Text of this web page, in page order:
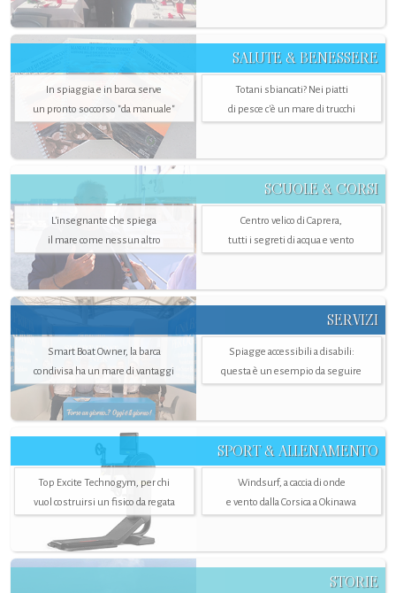
SALUTE & BENESSERE
In spiaggia e in barca serve
un pronto soccorso "da manuale"
Totani sbiancati? Nei piatti
di pesce c'è un mare di trucchi
SCUOLE & CORSI
L'insegnante che spiega
il mare come nessun altro
Centro velico di Caprera,
tutti i segreti di acqua e vento
SERVIZI
Smart Boat Owner, la barca
condivisa ha un mare di vantaggi
Spiagge accessibili a disabili:
questa è un esempio da seguire
SPORT & ALLENAMENTO
Top Excite Technogym, per chi
vuol costruirsi un fisico da regata
Windsurf, a caccia di onde
e vento dalla Corsica a Okinawa
STORIE